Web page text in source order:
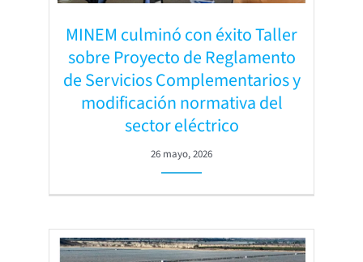
MINEM culminó con éxito Taller
sobre Proyecto de Reglamento
de Servicios Complementarios y
modificación normativa del
sector eléctrico
26 mayo, 2026